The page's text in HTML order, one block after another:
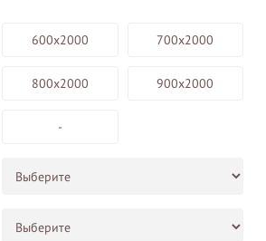
600х2000 700х2000
800х2000 900х2000
-